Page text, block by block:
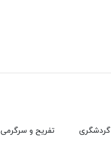
تفریح و سرگرمی گردشگری